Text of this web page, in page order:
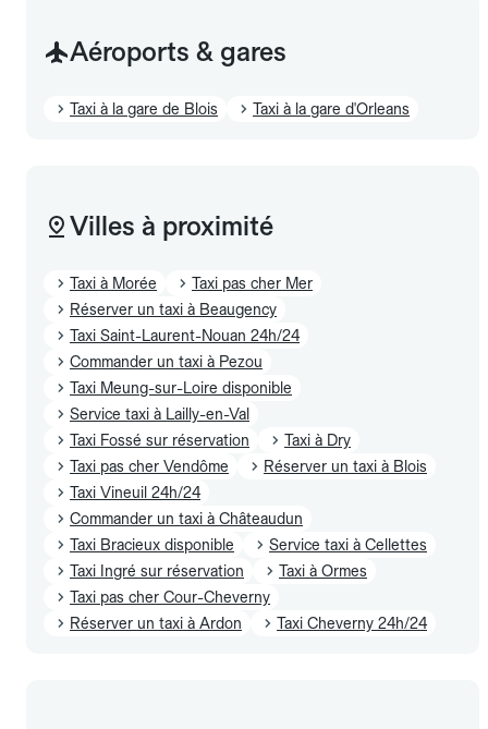
Aéroports & gares
Taxi à la gare de Blois Taxi à la gare d'Orleans
Villes à proximité
Taxi à Morée
Taxi pas cher Mer
Réserver un taxi à Beaugency
Taxi Saint-Laurent-Nouan 24h/24
Commander un taxi à Pezou
Taxi Meung-sur-Loire disponible
Service taxi à Lailly-en-Val
Taxi Fossé sur réservation
Taxi à Dry
Taxi pas cher Vendôme
Réserver un taxi à Blois
Taxi Vineuil 24h/24
Commander un taxi à Châteaudun
Taxi Bracieux disponible
Service taxi à Cellettes
Taxi Ingré sur réservation
Taxi à Ormes
Taxi pas cher Cour-Cheverny
Réserver un taxi à Ardon
Taxi Cheverny 24h/24